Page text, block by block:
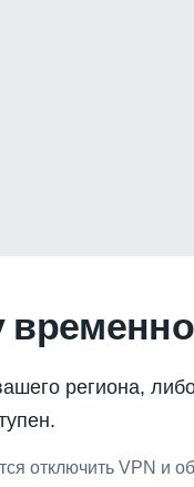
региона,
отключить VPN и